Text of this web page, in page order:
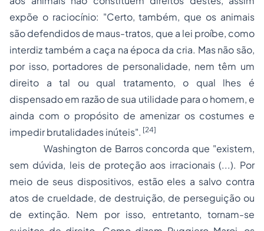
expõe o raciocínio: "Certo, também, que os animais
são defendidos de maus-tratos, que a lei proíbe, como
interdiz também a caça na época da cria. Mas não são,
por isso, portadores de personalidade, nem têm um
direito a tal ou qual tratamento, o qual lhes é
dispensado em razão de sua utilidade para o homem, e
ainda com o propósito de amenizar os costumes e
impedir brutalidades inúteis". [24]
Washington de Barros concorda que "existem,
sem dúvida, leis de proteção aos irracionais (...). Por
meio de seus dispositivos, estão eles a salvo contra
atos de crueldade, de destruição, de perseguição ou
de extinção. Nem por isso, entretanto, tornam-se